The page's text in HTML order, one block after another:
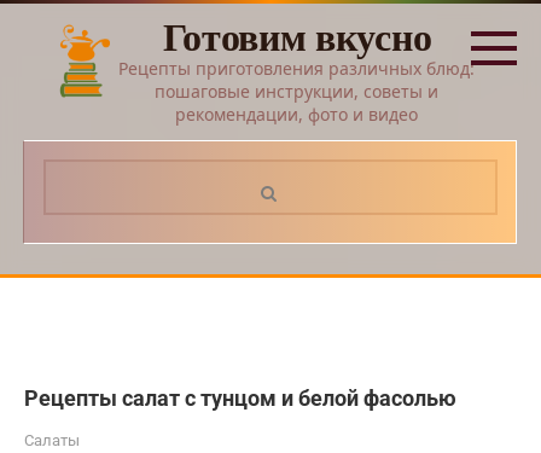
Перейти
контенту
Готовим вкусно
Рецепты приготовления различных блюд:
пошаговые инструкции, советы и
рекомендации, фото и видео
Рецепты салат с тунцом и белой фасолью
Салаты